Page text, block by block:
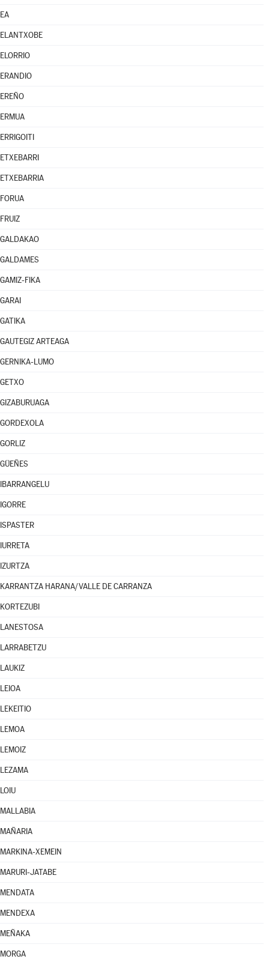
EA
ELANTXOBE
ELORRIO
ERANDIO
EREÑO
ERMUA
ERRIGOITI
ETXEBARRI
ETXEBARRIA
FORUA
FRUIZ
GALDAKAO
GALDAMES
GAMIZ-FIKA
GARAI
GATIKA
GAUTEGIZ ARTEAGA
GERNIKA-LUMO
GETXO
GIZABURUAGA
GORDEXOLA
GORLIZ
GÜEÑES
IBARRANGELU
IGORRE
ISPASTER
IURRETA
IZURTZA
KARRANTZA HARANA/VALLE DE CARRANZA
KORTEZUBI
LANESTOSA
LARRABETZU
LAUKIZ
LEIOA
LEKEITIO
LEMOA
LEMOIZ
LEZAMA
LOIU
MALLABIA
MAÑARIA
MARKINA-XEMEIN
MARURI-JATABE
MENDATA
MENDEXA
MEÑAKA
MORGA